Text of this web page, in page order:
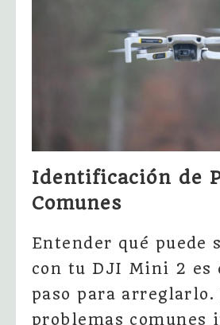
Identificación de
Comunes
Entender qué puede
con tu DJI Mini 2 es
paso para arreglarlo.
problemas comunes